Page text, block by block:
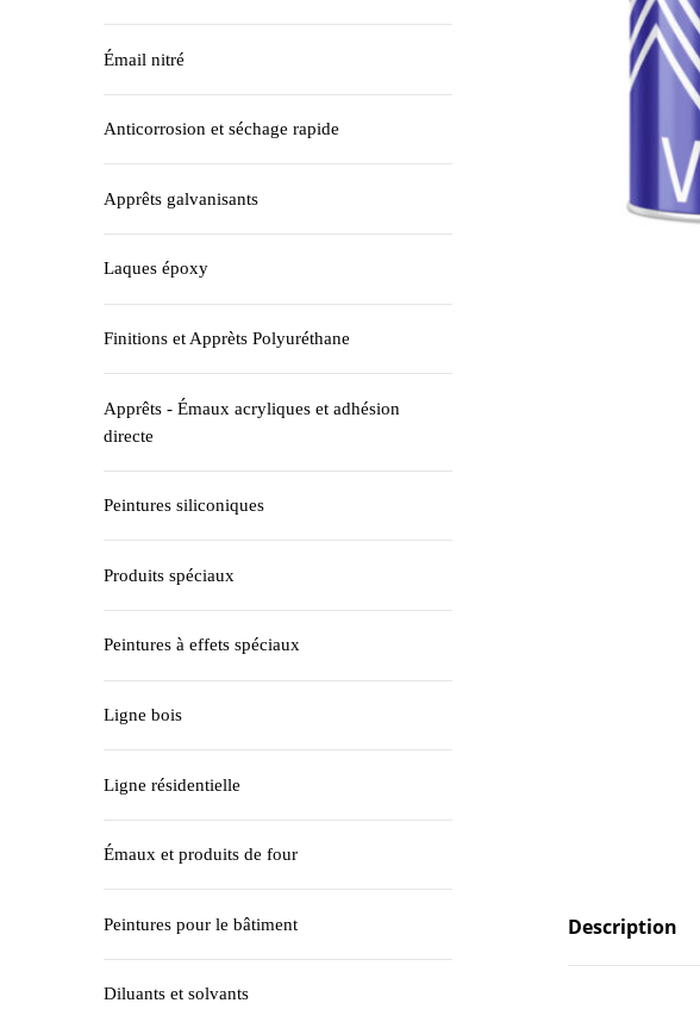
Description
Émail nitré
Anticorrosion et séchage rapide
Apprêts galvanisants
Laques époxy
Finitions et Apprèts Polyuréthane
Apprêts - Émaux acryliques et adhésion
directe
Peintures siliconiques
Produits spéciaux
Peintures à effets spéciaux
Ligne bois
Ligne résidentielle
Émaux et produits de four
Peintures pour le bâtiment
Diluants et solvants